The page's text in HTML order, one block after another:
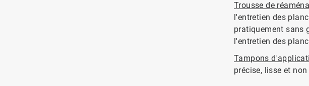
Trousse de
l'entretien des
pratiquement sans
l'entretien des
Tampons
précise, lisse et